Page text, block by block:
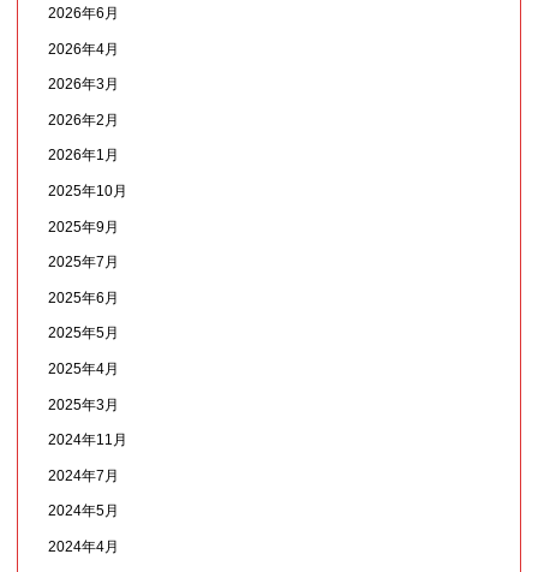
2026年6月
2026年4月
2026年3月
2026年2月
2026年1月
2025年10月
2025年9月
2025年7月
2025年6月
2025年5月
2025年4月
2025年3月
2024年11月
2024年7月
2024年5月
2024年4月